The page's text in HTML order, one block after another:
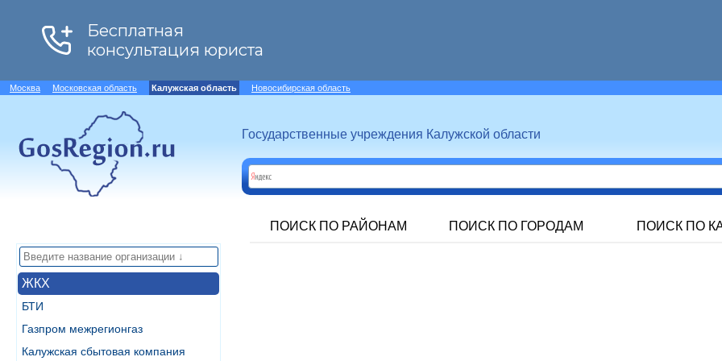
Москва Московская область Калужская область Новосибирская область
Государственные учреждения Калужской области
ПОИСК ПО РАЙОНАМ ПОИСК ПО ГОРОДАМ ПОИСК ПО
ЖКХ
БТИ
Газпром межрегионгаз
Калужская сбытовая компания